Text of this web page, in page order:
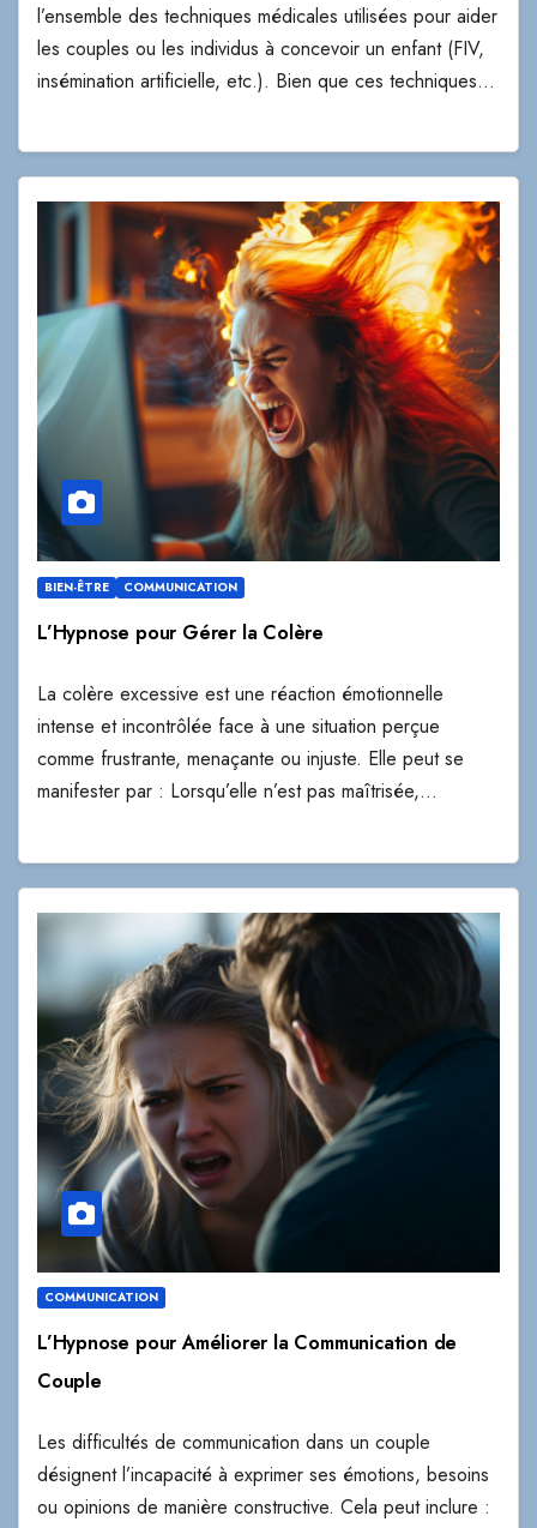
l’ensemble des techniques médicales utilisées pour aider
les couples ou les individus à concevoir un enfant (FIV,
insémination artificielle, etc.). Bien que ces techniques…
BIEN-ÊTRE COMMUNICATION
L’Hypnose pour Gérer la Colère
La colère excessive est une réaction émotionnelle
intense et incontrôlée face à une situation perçue
comme frustrante, menaçante ou injuste. Elle peut se
manifester par : Lorsqu’elle n’est pas maîtrisée,…
COMMUNICATION
L’Hypnose pour Améliorer la Communication de
Couple
Les difficultés de communication dans un couple
désignent l’incapacité à exprimer ses émotions, besoins
ou opinions de manière constructive. Cela peut inclure :